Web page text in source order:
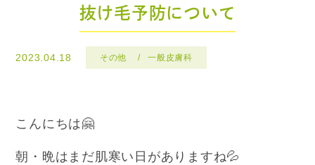
抜け毛予防について
2023.04.18 その他 一般皮膚科
こんにちは🤗
朝・晩はまだ肌寒い日がありますね💦